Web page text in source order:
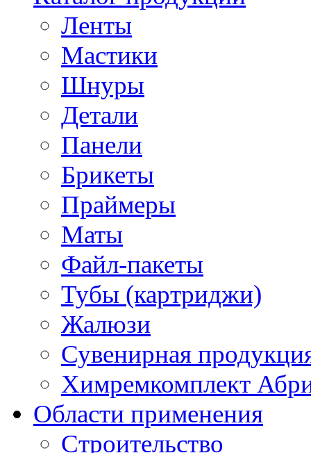
Ленты
Мастики
Шнуры
Детали
Панели
Брикеты
Праймеры
Маты
Файл-пакеты
Тубы (картриджи)
Жалюзи
Сувенирная
Химремкомплект
Области применения
Строительство